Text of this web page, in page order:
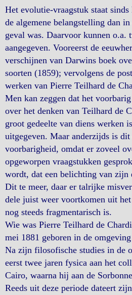
Het evolutie-vraagstuk staat
de algemene belangstelling dan
geval was. Daarvoor kunnen o.a.
aangegeven. Vooreerst de
verschijnen van Darwins boek
soorten (1859); vervolgens de
werken van Pierre Teilhard de
Men kan zeggen dat het
over het denken van Teilhard de
groot gedeelte van diens werken
uitgegeven. Maar anderzijds is
voorbarigheid, omdat er zoveel
opgeworpen vraagstukken
wordt, dat een belichting van zijn
Dit te meer, daar er talrijke
dele juist weer voortkomen uit
nog steeds fragmentarisch is.
Wie was Pierre Teilhard de
mei 1881 geboren in de
Na zijn filosofische studies in de
eerst twee jaren fysica aan het
Cairo, waarna hij aan de
Reeds uit deze periode dateert